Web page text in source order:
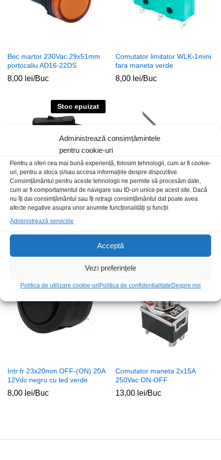
Administrează consimțămintele
pentru cookie-uri
Pentru a oferi cea mai bună experiență, folosim tehnologii, cum ar fi cookie-
uri, pentru a stoca și/sau accesa informațiile despre dispozitive.
Consimțământul pentru aceste tehnologii ne permite să procesăm date,
cum ar fi comportamentul de navigare sau ID-uri unice pe acest site. Dacă
nu îți dai consimțământul sau îți retragi consimțământul dat poate avea
afecte negative asupra unor anumite funcționalități și funcții.
Administrează serviciile
Acceptă
Vezi preferințele
Politica de utilizare cookie-uri Politica de confidentialitate Despre noi
Bec martor 230Vac 29x51mm
portocaliu AD16-22DS
8,00 lei/Buc
Comutator limitator WLK-1mini
fara maneta verde
8,00 lei/Buc
Stoc epuizat
Intrerupator pe fir cu adaptor
alimalimentare 2.1×5.5 m-t
Comutator limitator
Intr fr 23x20mm OFF-(ON) 20A
12Vdc negru cu led verde
8,00 lei/Buc
Comutator maneta 2x15A
250Vac ON-OFF
13,00 lei/Buc